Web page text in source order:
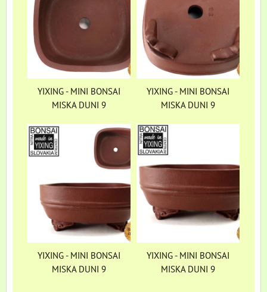
YIXING - MINI BONSAI
MISKA DUNI 9
YIXING - MINI BONSAI
MISKA DUNI 9
YIXING - MINI BONSAI
MISKA DUNI 9
YIXING - MINI BONSAI
MISKA DUNI 9